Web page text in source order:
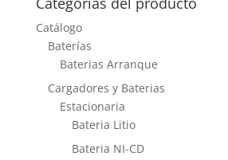
Catálogo
Baterías
Baterias Arranque
Cargadores y Baterias
Estacionaria
Bateria Litio
Bateria NI-CD